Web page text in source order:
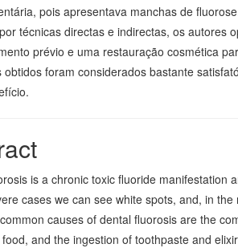
pois apresentava manchas de
técnicas directas e indirectas, os autores
prévio e uma restauração cosmética
obtidos foram considerados bastante
is a chronic toxic fluoride manifestation
cases we can see white spots, and, in
causes of dental fluorosis are the
and the ingestion of toothpaste and